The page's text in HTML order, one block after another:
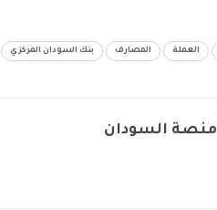
العملة المصارف بنك السودان المركزي
منصة السودان